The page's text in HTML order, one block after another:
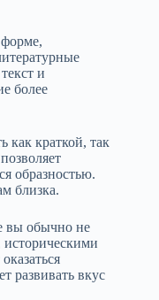
и
более
как краткой, так
образностью.
близка.
вы обычно не
историческими
развивать вкус